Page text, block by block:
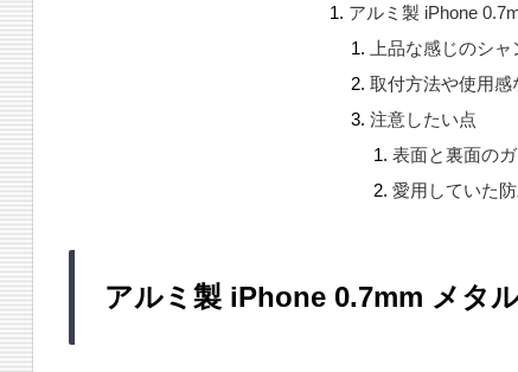
アルミ製 iPhone
上品な感じのシ
取付方法や使用感
注意したい点
表面と裏面の
愛用していた
アルミ製 iPhone 0.7mm メタ